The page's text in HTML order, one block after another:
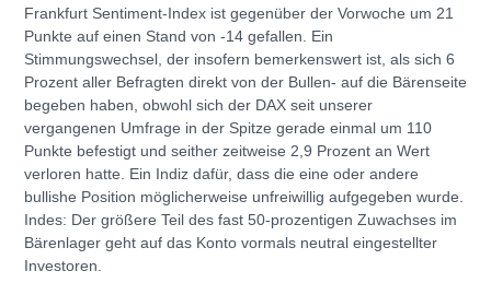
Frankfurt Sentiment-Index ist gegenüber der Vorwoche um 21
Punkte auf einen Stand von -14 gefallen. Ein
Stimmungswechsel, der insofern bemerkenswert ist, als sich 6
Prozent aller Befragten direkt von der Bullen- auf die Bärenseite
begeben haben, obwohl sich der DAX seit unserer
vergangenen Umfrage in der Spitze gerade einmal um 110
Punkte befestigt und seither zeitweise 2,9 Prozent an Wert
verloren hatte. Ein Indiz dafür, dass die eine oder andere
bullishe Position möglicherweise unfreiwillig aufgegeben wurde.
Indes: Der größere Teil des fast 50-prozentigen Zuwachses im
Bärenlager geht auf das Konto vormals neutral eingestellter
Investoren.